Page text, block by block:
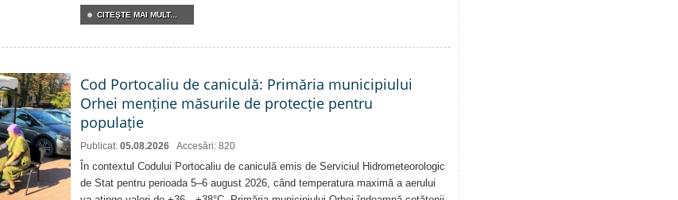
CITEŞTE MAI MULT...
Cod Portocaliu de caniculă: Primăria municipiului
Orhei menține măsurile de protecție pentru
populație
Publicat: 05.08.2026 Accesări: 820
În contextul Codului Portocaliu de caniculă emis de Serviciul Hidrometeorologic
de Stat pentru perioada 5–6 august 2026, când temperatura maximă a aerului